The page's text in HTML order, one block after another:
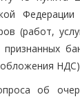
(работ,
об